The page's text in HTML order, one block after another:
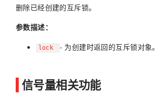
删除已经创建的互斥锁。
参数描述：
lock - 为创建时返回的互斥锁对象。
信号量相关功能